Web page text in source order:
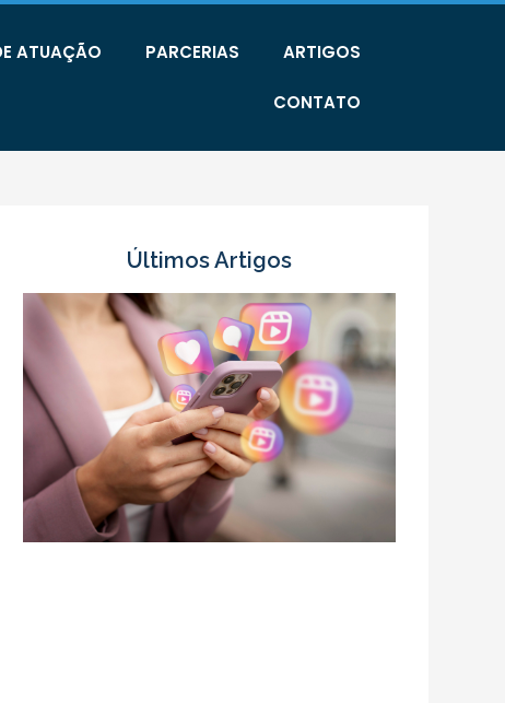
ATUAÇÃO PARCERIAS ARTIGOS
CONTATO
Últimos Artigos